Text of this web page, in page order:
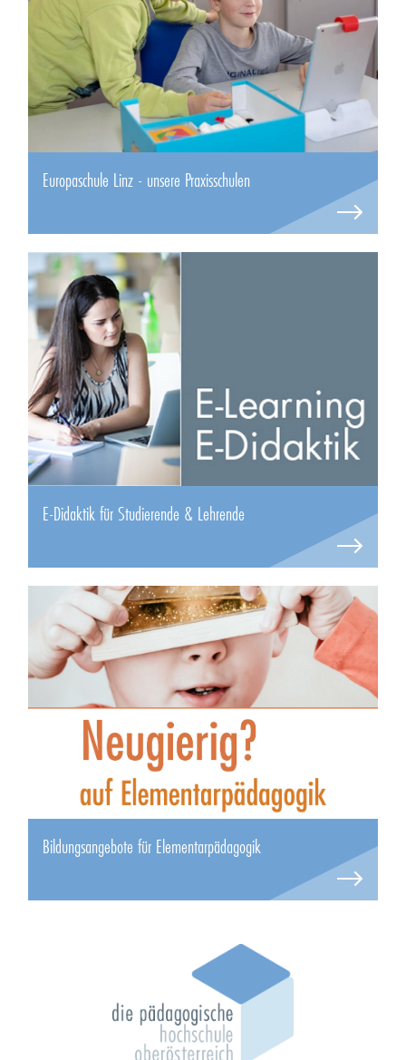
Europaschule Linz - unsere Praxisschulen
E-Didaktik für Studierende & Lehrende
Bildungsangebote für Elementarpädagogik